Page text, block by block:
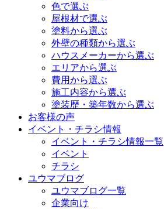
色で選ぶ
屋根材で選ぶ
塗料から選ぶ
外壁の種類から選ぶ
ハウスメーカーから選ぶ
エリアから選ぶ
費用から選ぶ
施工内容から選ぶ
塗装歴・築年数から選ぶ
お客様の声
イベント・チラシ情報
イベント・チラシ情報一覧
イベント
チラシ
ユウマブログ
ユウマブログ一覧
企業向け